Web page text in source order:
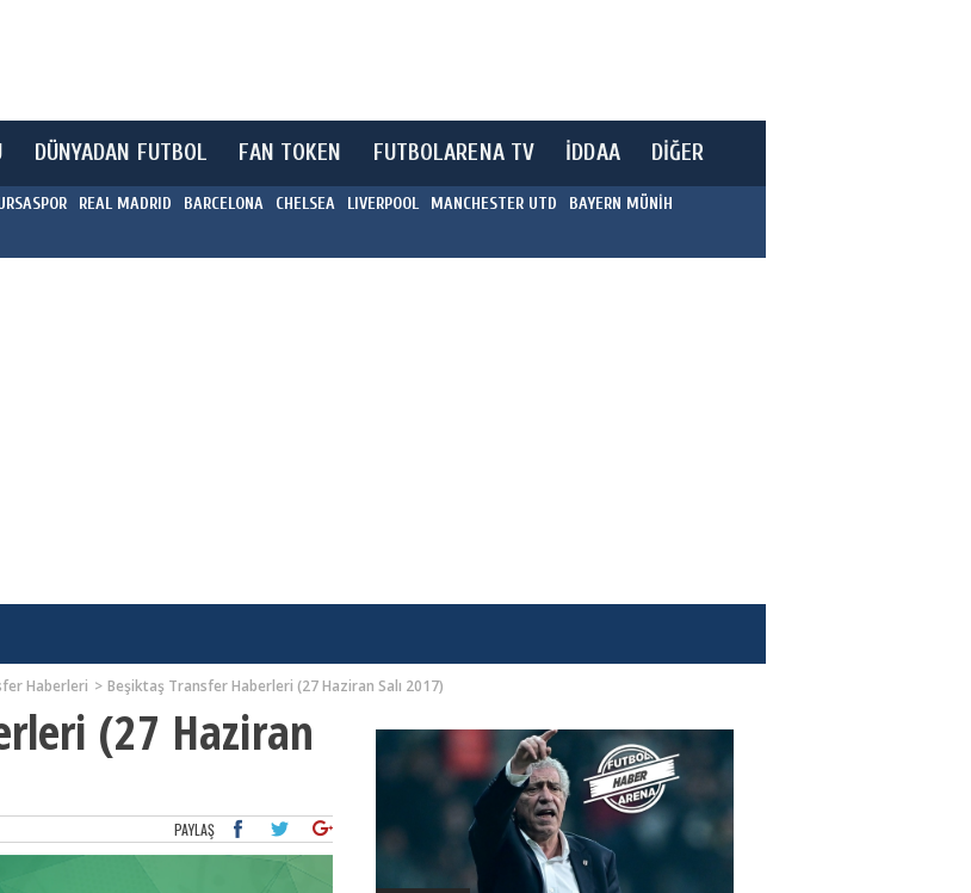
DÜNYADAN FUTBOL FAN TOKEN FUTBOLARENA TV İDDAA DİĞER
REAL MADRID BARCELONA CHELSEA LIVERPOOL MANCHESTER UTD
BAYERN MÜNİH
Haberleri Beşiktaş Transfer Haberleri (27 Haziran Salı 2017)
(27 Haziran
PAYLAŞ